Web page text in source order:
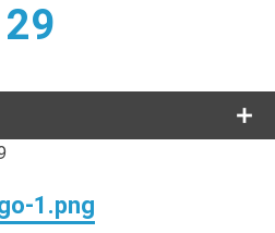
29
1.png